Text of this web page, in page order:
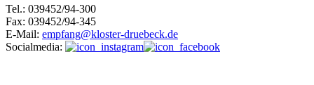
Tel.: 039452/94-300
Fax: 039452/94-345
E-Mail: empfang@kloster-druebeck.de
Socialmedia: